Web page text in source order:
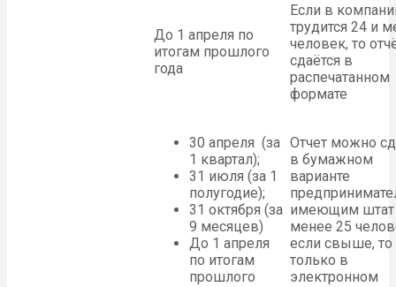
До 1 апреля по
итогам прошлого
года
Если в
трудится 24 и
человек, то
сдаётся в
распечатанном
формате
30 апреля (за
1 квартал);
31 июля (за 1
полугодие);
31 октября (за
9 месяцев)
До 1 апреля
по итогам
прошлого
Отчет можно
в бумажном
варианте
имеющим штат
менее 25
если свыше, то
только в
электронном